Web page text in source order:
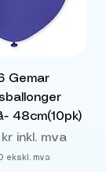
Gemar
48cm(10pk)
inkl. mva
ekskl. mva